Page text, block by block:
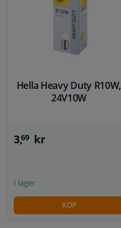
Hella Heavy Duty R10W,
24V10W
3,69 kr
I lager
KÖP